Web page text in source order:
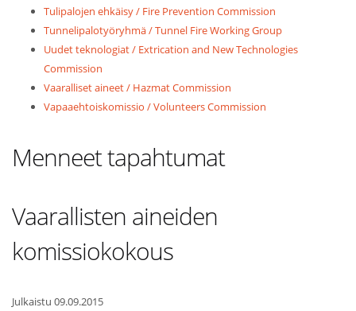
Tulipalojen ehkäisy / Fire Prevention Commission
Tunnelipalotyöryhmä / Tunnel Fire Working Group
Uudet teknologiat / Extrication and New Technologies
Commission
Vaaralliset aineet / Hazmat Commission
Vapaaehtoiskomissio / Volunteers Commission
Menneet tapahtumat
Vaarallisten aineiden
komissiokokous
Julkaistu 09.09.2015